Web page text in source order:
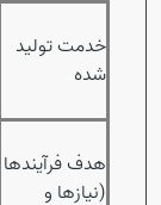
خدمت تولید
شده
هدف فرآیندها
(نیازها و